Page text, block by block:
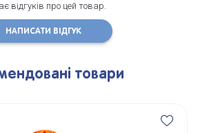
відгуків про цей товар.
НАПИСАТИ ВІДГУК
товари